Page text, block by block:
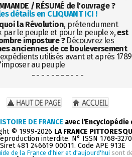
/ RÉSUMÉ de l'ouvrage ?
détails en CLIQUANT ICI !
la Révolution, prétendument
par le peuple et pour le peuple »,est
imposture ?Découvrez les
anciennes de ce bouleversement
utilisés avant et après 1789
au peuple
- - - - - - - - - - -
DE FRANCE avec
© 1999-2026 LA FRANCE
interdite. N° ISSN 1768-
481 246619 00011. Code APE 913E
de la France d'hier et d'aujourd'hui sont